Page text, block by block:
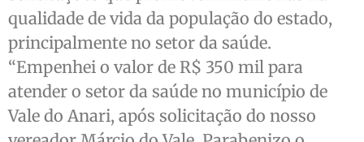
qualidade de vida da população do estado,
principalmente no setor da saúde.
“Empenhei o valor de R$ 350 mil para
atender o setor da saúde no município de
Vale do Anari, após solicitação do nosso